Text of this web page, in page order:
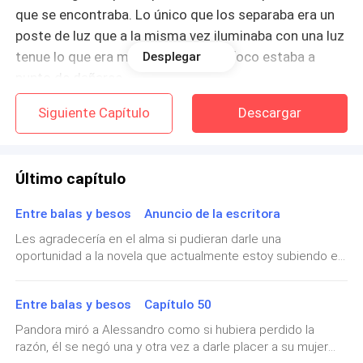
que se encontraba. Lo único que los separaba era un
poste de luz que a la misma vez iluminaba con una luz
tenue lo que era muestra de que el foco estaba a
_ ¿Quién eres y qué quieres? _ la persona respondió
que era Paula pero usaba un distorsionador de voz _
mercancía y no se te ocurra voltear a ver porque lo
último que verás será el cañón de mi escopeta
sacando una bala que te va a atravesar tu cabecita.
Alessia le dió la mercancía y una vez que lo hizo salió
caminando sin volver a ver atrás, lo único que pudo
ver fue un tatuaje de una mandala pero por temor a
Desplegar
Siguiente Capítulo Descargar
Último capítulo
Entre balas y besos Anuncio de la escritora
Les agradecería en el alma si pudieran darle una
oportunidad a la novela que actualmente estoy subiendo en
los días domingos aunque no puedo asegurar nada. Esta
historia se encuentra participando en un concurso que
Buenovela esta lanzando en estos meses y les pido que me
ayuden ya que sin su ayuda nada de esto puede ser
Entre balas y besos Capítulo 50
Pandora miró a Alessandro como si hubiera perdido la
razón, él se negó una y otra vez a darle placer a su mujer